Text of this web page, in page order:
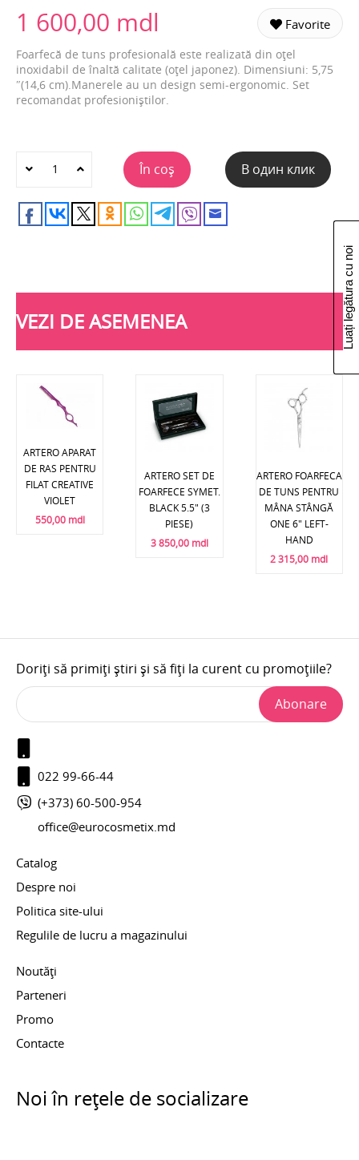
Luați legătura cu noi
1 600,00 mdl Favorite
Foarfecă de tuns profesională este realizată din oțel
inoxidabil de înaltă calitate (oțel japonez). Dimensiuni: 5,75
″(14,6 cm).Manerele au un design semi-ergonomic. Set
recomandat profesioniștilor.
În coș В один клик
VEZI DE ASEMENEA
ARTERO APARAT
DE RAS PENTRU
FILAT CREATIVE
VIOLET
550,00 mdl
ARTERO SET DE
FOARFECE SYMET.
BLACK 5.5" (3
PIESE)
3 850,00 mdl
ARTERO FOARFECA
DE TUNS PENTRU
MÂNA STÂNGĂ
ONE 6" LEFT-
HAND
2 315,00 mdl
Doriți să primiți știri și să fiți la curent cu promoțiile?
Abonare
022 99-66-44
(+373) 60-500-954
office@eurocosmetix.md
Catalog
Despre noi
Politica site-ului
Regulile de lucru a magazinului
Noutăți
Parteneri
Promo
Contacte
Noi în rețele de socializare